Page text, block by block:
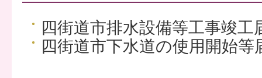
四街道市排水設備等工事竣工
四街道市下水道の使用開始等